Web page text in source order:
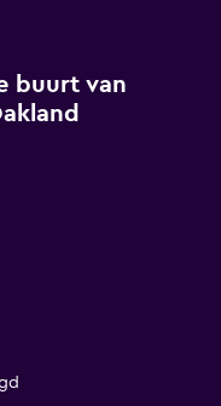
buurt van